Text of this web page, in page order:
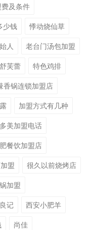
及条件
少钱
悸动烧仙草
人
老台门汤包加盟
芙蕾
特色鸡排
香锅连锁加盟店
加盟方式有几种
美加盟电话
餐饮加盟店
盟
很久以前烧烤店
加盟
记
西安小肥羊
尚佳